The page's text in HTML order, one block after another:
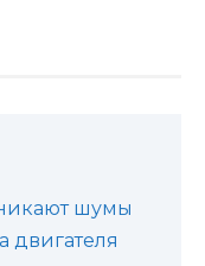
шумы
двигателя